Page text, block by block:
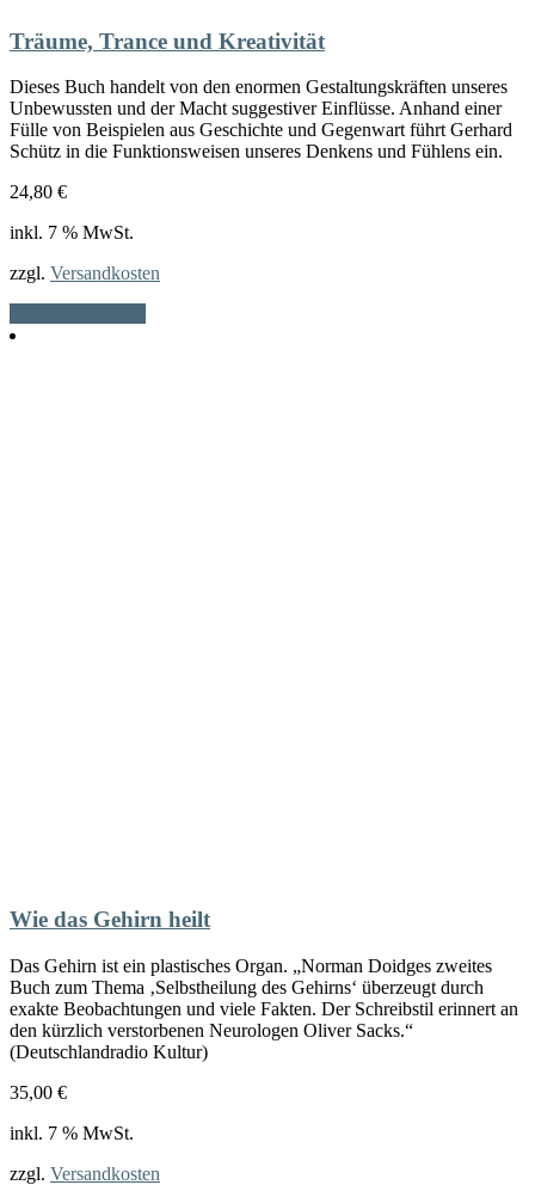
Träume, Trance und Kreativität
Dieses Buch handelt von den enormen Gestaltungskräften unseres
Unbewussten und der Macht suggestiver Einflüsse. Anhand einer
Fülle von Beispielen aus Geschichte und Gegenwart führt Gerhard
Schütz in die Funktionsweisen unseres Denkens und Fühlens ein.
24,80 €
inkl. 7 % MwSt.
zzgl. Versandkosten
Wie das Gehirn heilt
Das Gehirn ist ein plastisches Organ. „Norman Doidges zweites
Buch zum Thema ‚Selbstheilung des Gehirns‘ überzeugt durch
exakte Beobachtungen und viele Fakten. Der Schreibstil erinnert an
den kürzlich verstorbenen Neurologen Oliver Sacks.“
(Deutschlandradio Kultur)
35,00 €
inkl. 7 % MwSt.
zzgl. Versandkosten